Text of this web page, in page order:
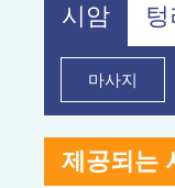
시암 텅
마사지
제공되는